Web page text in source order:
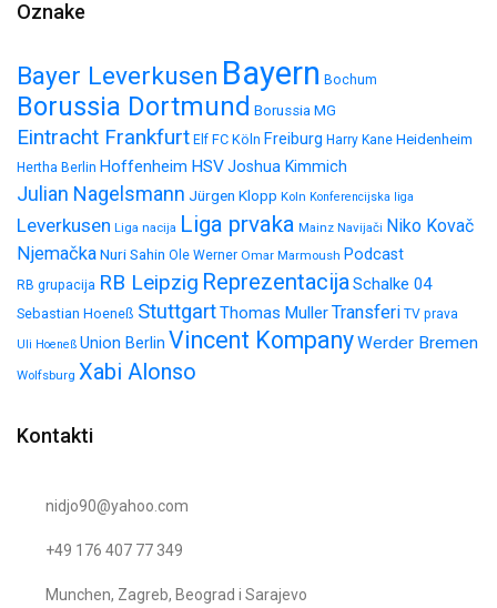
Oznake
Bayer Leverkusen Bayern Bochum
Borussia Dortmund Borussia MG
Eintracht Frankfurt Elf FC Köln Freiburg Harry Kane Heidenheim
Hertha Berlin Hoffenheim HSVJoshua Kimmich
Julian Nagelsmann Jürgen Klopp Koln Konferencijska liga
Leverkusen Liga nacija Liga prvaka Mainz Navijači Niko Kovač
NjemačkaNuri Sahin Ole Werner Omar Marmoush Podcast
RB grupacija RB Leipzig ReprezentacijaSchalke 04
Sebastian Hoeneß StuttgartThomas MullerTransferi TV prava
Uli Hoeneß Union Berlin Vincent KompanyWerder Bremen
Wolfsburg Xabi Alonso
Kontakti
nidjo90@yahoo.com
+49 176 407 77 349
Munchen, Zagreb, Beograd i Sarajevo